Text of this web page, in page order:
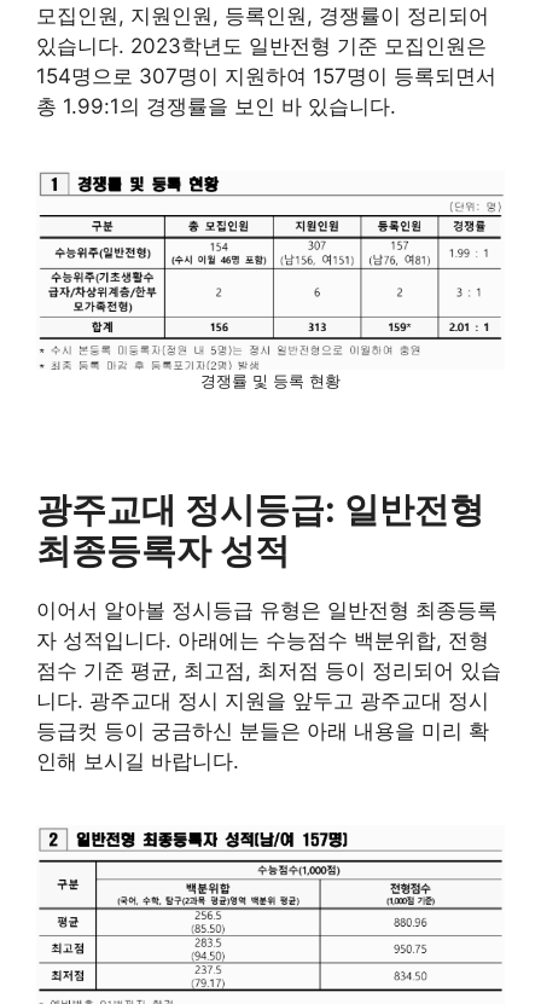
모집인원, 지원인원, 등록인원, 경쟁률이 정리되어
있습니다. 2023학년도 일반전형 기준 모집인원은
154명으로 307명이 지원하여 157명이 등록되면서
총 1.99:1의 경쟁률을 보인 바 있습니다.
경쟁률 및 등록 현황
광주교대 정시등급: 일반전형
최종등록자 성적
이어서 알아볼 정시등급 유형은 일반전형 최종등록
자 성적입니다. 아래에는 수능점수 백분위합, 전형
점수 기준 평균, 최고점, 최저점 등이 정리되어 있습
니다. 광주교대 정시 지원을 앞두고 광주교대 정시
등급컷 등이 궁금하신 분들은 아래 내용을 미리 확
인해 보시길 바랍니다.